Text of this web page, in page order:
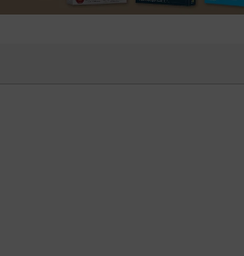
中。 直至今日，最初刊登〈廣島〉